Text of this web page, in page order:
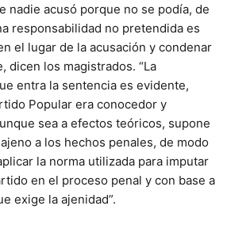
nadie acusó porque no se podía, de
responsabilidad no pretendida es
el lugar de la acusación y condenar
dicen los magistrados. “La
entra la sentencia es evidente,
Popular era conocedor y
sea a efectos teóricos, supone
a los hechos penales, de modo
la norma utilizada para imputar
en el proceso penal y con base a
exige la ajenidad”.